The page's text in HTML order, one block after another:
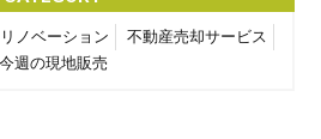
ノベーション
不動産売却サービス
今週の現地販売